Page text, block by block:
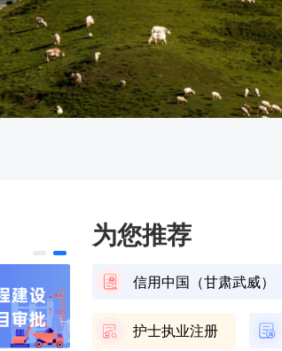
为您推荐
信用中国（甘肃武威）
护士执业注册